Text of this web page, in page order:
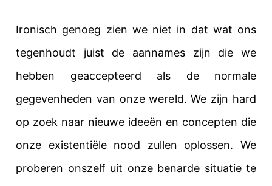
Ironisch genoeg zien we niet in dat wat ons
tegenhoudt juist de aannames zijn die we
hebben geaccepteerd als de normale
gegevenheden van onze wereld. We zijn hard
op zoek naar nieuwe ideeën en concepten die
onze existentiële nood zullen oplossen. We
proberen onszelf uit onze benarde situatie te